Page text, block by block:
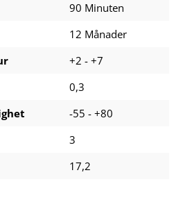
90 Minuten
12 Månader
+2 - +7
0,3
-55 - +80
3
17,2